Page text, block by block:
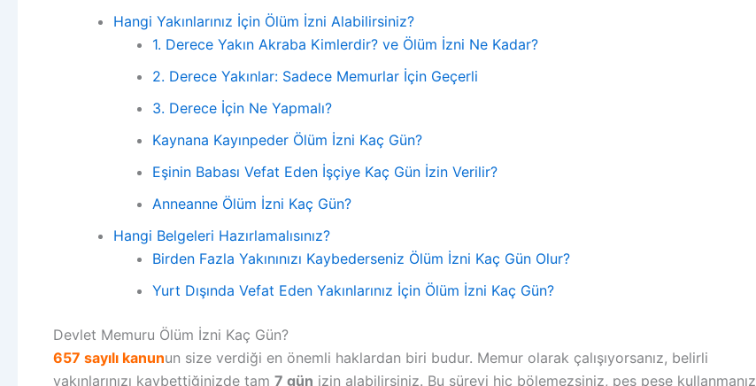
Hangi Yakınlarınız İçin Ölüm İzni Alabilirsiniz?
1. Derece Yakın Akraba Kimlerdir? ve Ölüm İzni Ne Kadar?
2. Derece Yakınlar: Sadece Memurlar İçin Geçerli
3. Derece İçin Ne Yapmalı?
Kaynana Kayınpeder Ölüm İzni Kaç Gün?
Eşinin Babası Vefat Eden İşçiye Kaç Gün İzin Verilir?
Anneanne Ölüm İzni Kaç Gün?
Hangi Belgeleri Hazırlamalısınız?
Birden Fazla Yakınınızı Kaybederseniz Ölüm İzni Kaç Gün Olur?
Yurt Dışında Vefat Eden Yakınlarınız İçin Ölüm İzni Kaç Gün?
Devlet Memuru Ölüm İzni Kaç Gün?
657 sayılı kanunun size verdiği en önemli haklardan biri budur. Memur olarak çalışıyorsanız, belirli
yakınlarınızı kaybettiğinizde tam 7 gün izin alabilirsiniz. Bu süreyi hiç bölemezsiniz, peş peşe kullanmanız